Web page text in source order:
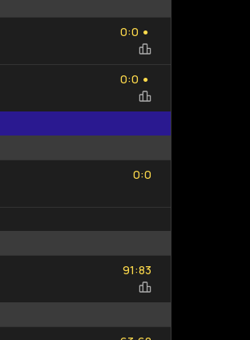
0
0:
0
0 ●
0:0 ●
0
0:
0
0
91
91:
83
83
63 68